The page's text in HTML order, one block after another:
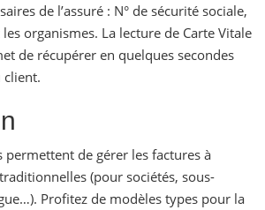
de l’assuré : N° de sécurité sociale,
organismes. La lecture de Carte Vitale
de récupérer en quelques secondes
permettent de gérer les factures à
(pour sociétés, sous-
Profitez de modèles types pour la